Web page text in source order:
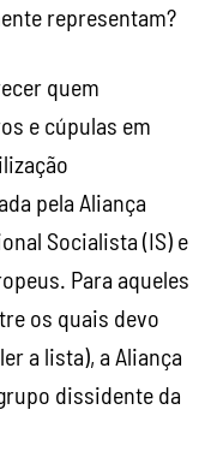
representam?
quem
e cúpulas em
pela Aliança
Socialista (IS) e
Para aqueles
os quais devo
a lista), a Aliança
dissidente da